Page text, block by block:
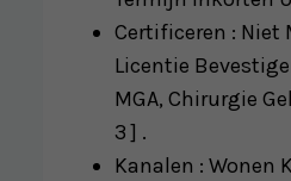
Certificeren : Niet
Licentie
MGA, Chirurgie
3 ] .
Kanalen : Wonen